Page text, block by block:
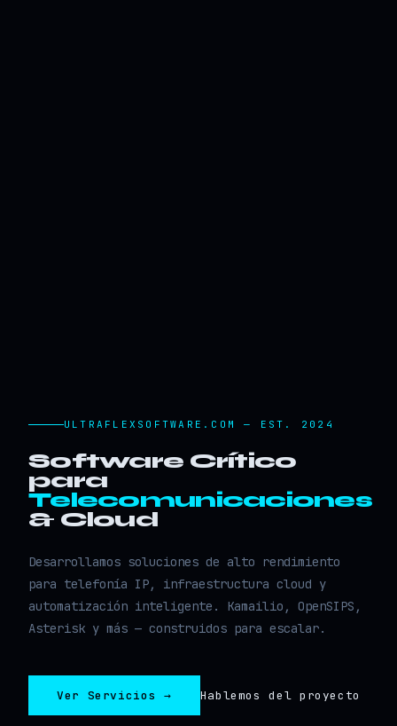
ULTRAFLEXSOFTWARE.COM — EST. 2024
Software Crítico
para
Telecomunicaciones
& Cloud
Desarrollamos soluciones de alto rendimiento
para telefonía IP, infraestructura cloud y
automatización inteligente. Kamailio, OpenSIPS,
Asterisk y más — construidos para escalar.
Ver Servicios → Hablemos del proyecto